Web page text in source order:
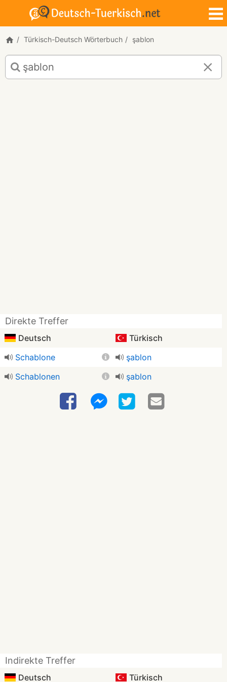
Türkisch-Deutsch Wörterbuch şablon
Türkisch-
Deutsch
Übersetzung
Direkte Treffer
Deutsch
Türkisch
Schablone
şablon
Schablonen
şablon
Indirekte Treffer
Deutsch Türkisch